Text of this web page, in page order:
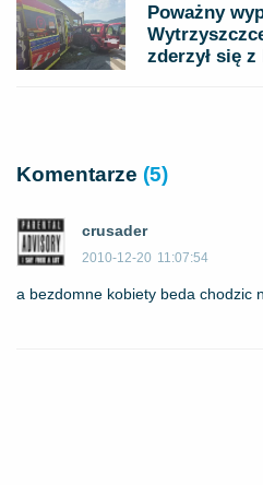
Poważny
zderzył się
Komentarze (5)
crusader
2010-12-20 11:07:54
a bezdomne kobiety beda chodzic